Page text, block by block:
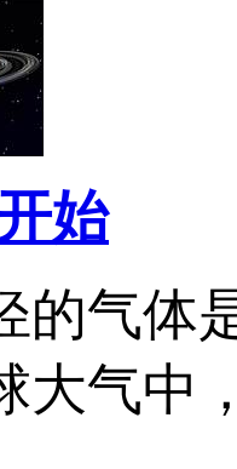
始
的气体
大气中